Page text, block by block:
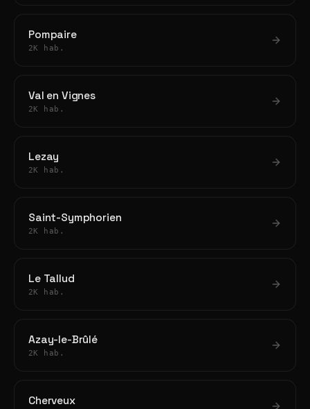
Pompaire
2K hab.
Val en Vignes
2K hab.
Lezay
2K hab.
Saint-Symphorien
2K hab.
Le Tallud
2K hab.
Azay-le-Brûlé
2K hab.
Cherveux